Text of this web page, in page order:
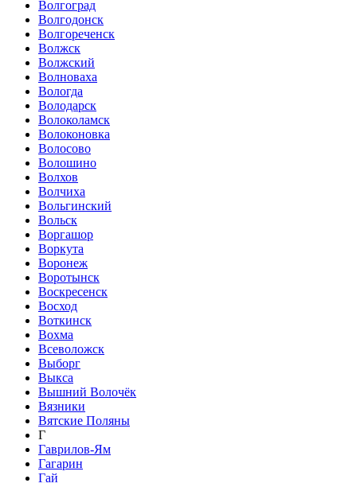
Волгоград
Волгодонск
Волгореченск
Волжск
Волжский
Волноваха
Вологда
Володарск
Волоколамск
Волоконовка
Волосово
Волошино
Волхов
Волчиха
Вольгинский
Вольск
Воргашор
Воркута
Воронеж
Воротынск
Воскресенск
Восход
Воткинск
Вохма
Всеволожск
Выборг
Выкса
Вышний Волочёк
Вязники
Вятские Поляны
Г
Гаврилов-Ям
Гагарин
Гай